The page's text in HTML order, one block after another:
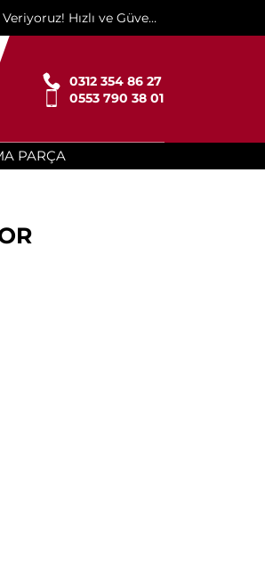
Hızlı ve Güvenli
Teslimat İçin Buradayız!"
0312 354 86 27
0553 790 38 01
PARÇA